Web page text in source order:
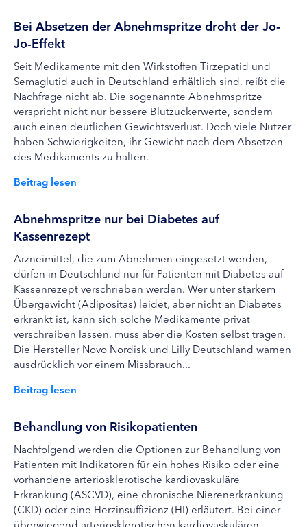
Bei Absetzen der Abnehmspritze droht der Jo-
Jo-Effekt
Seit Medikamente mit den Wirkstoffen Tirzepatid und
Semaglutid auch in Deutschland erhältlich sind, reißt die
Nachfrage nicht ab. Die sogenannte Abnehmspritze
verspricht nicht nur bessere Blutzuckerwerte, sondern
auch einen deutlichen Gewichtsverlust. Doch viele Nutzer
haben Schwierigkeiten, ihr Gewicht nach dem Absetzen
des Medikaments zu halten.
Beitrag lesen
Abnehmspritze nur bei Diabetes auf
Kassenrezept
Arzneimittel, die zum Abnehmen eingesetzt werden,
dürfen in Deutschland nur für Patienten mit Diabetes auf
Kassenrezept verschrieben werden. Wer unter starkem
Übergewicht (Adipositas) leidet, aber nicht an Diabetes
erkrankt ist, kann sich solche Medikamente privat
verschreiben lassen, muss aber die Kosten selbst tragen.
Die Hersteller Novo Nordisk und Lilly Deutschland warnen
ausdrücklich vor einem Missbrauch...
Beitrag lesen
Behandlung von Risikopatienten
Nachfolgend werden die Optionen zur Behandlung von
Patienten mit Indikatoren für ein hohes Risiko oder eine
vorhandene arteriosklerotische kardiovaskuläre
Erkrankung (ASCVD), eine chronische Nierenerkrankung
(CKD) oder eine Herzinsuffizienz (HI) erläutert. Bei einer
überwiegend arteriosklerotischen kardiovaskulären